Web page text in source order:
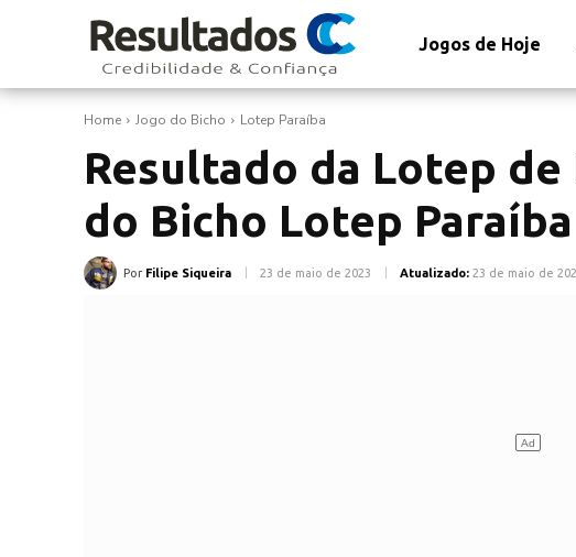
Jogos de Hoje
Home Jogo do Bicho Lotep Paraíba
Resultado da Lotep de
do Bicho Lotep
Por Filipe Siqueira 23 de maio de 2023 Atualizado: 23 de maio de